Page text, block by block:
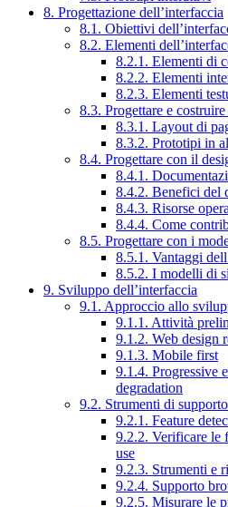
8. Progettazione dell’interfaccia
8.1. Obiettivi
8.2. Elementi
8.2.1. Elementi di
8.2.2. Elementi
8.2.3. Elementi
8.3. Progettare e
8.3.1. Layout di
8.3.2. Prototipi in
8.4. Progettare con il
8.4.1.
8.4.2. Benefici del
8.4.3. Risorse
8.4.4. Come
8.5. Progettare con i
8.5.1. Vantaggi
8.5.2. I modelli di
9. Sviluppo dell’interfaccia
9.1. Approccio allo
9.1.1. Attività
9.1.2. Web design
9.1.3. Mobile first
9.1.4. Progressive
degradation
9.2. Strumenti di
9.2.1. Feature
9.2.2. Verificare le
use
9.2.3. Strumenti e
9.2.4. Supporto
9.2.5. Misurare le